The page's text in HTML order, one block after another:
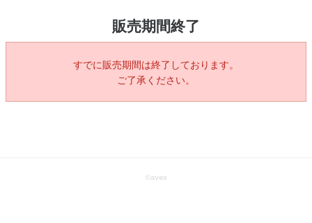
販売期間終了
すでに販売期間は終了しております。
ご了承ください。
© avex